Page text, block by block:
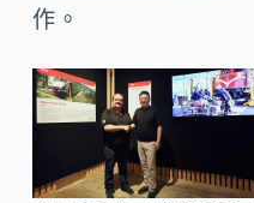
作。